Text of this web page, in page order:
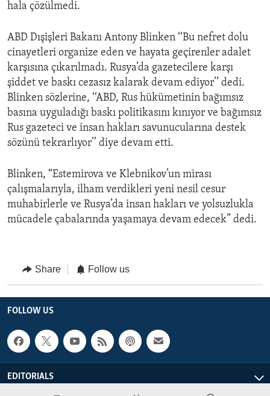
hala çözülmedi.
ABD Dışişleri Bakanı Antony Blinken ‘‘Bu nefret dolu
cinayetleri organize eden ve hayata geçirenler adalet
karşısına çıkarılmadı. Rusya’da gazetecilere karşı
şiddet ve baskı cezasız kalarak devam ediyor’’ dedi.
Blinken sözlerine, ‘‘ABD, Rus hükümetinin bağımsız
basına uyguladığı baskı politikasını kınıyor ve bağımsız
Rus gazeteci ve insan hakları savunucularına destek
sözünü tekrarlıyor’’ diye devam etti.
Blinken, “Estemirova ve Klebnikov’un mirası
çalışmalarıyla, ilham verdikleri yeni nesil cesur
muhabirlerle ve Rusya’da insan hakları ve yolsuzlukla
mücadele çabalarında yaşamaya devam edecek” dedi.
Share Follow us
FOLLOW US
EDITORIALS